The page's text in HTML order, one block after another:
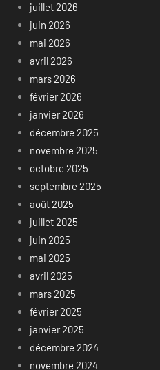
juillet 2026
juin 2026
mai 2026
avril 2026
mars 2026
février 2026
janvier 2026
décembre 2025
novembre 2025
octobre 2025
septembre 2025
août 2025
juillet 2025
juin 2025
mai 2025
avril 2025
mars 2025
février 2025
janvier 2025
décembre 2024
novembre 2024